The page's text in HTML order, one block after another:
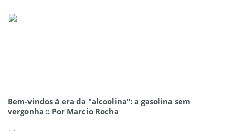
Bem-vindos à era da "alcoolina": a gasolina sem
vergonha :: Por Marcio Rocha